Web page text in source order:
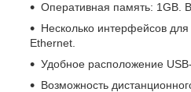
Оперативная память: 1GB.
Несколько интерфейсов
Ethernet.
Удобное расположение
Возможность